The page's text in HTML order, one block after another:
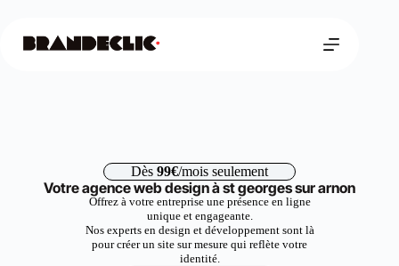
Dès 99€/mois seulement
Votre agence web design à st georges sur arnon
Offrez à votre entreprise une présence en ligne
unique et engageante.
Nos experts en design et développement sont là
pour créer un site sur mesure qui reflète votre
identité.